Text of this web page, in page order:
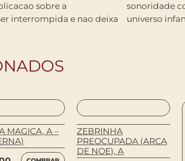
sobre a
interrompida e nao deixa
pertinente ao
universo
MAGICA, A –
ZEBRINHA
PREOCUPADA (ARCA
DE NOE), A